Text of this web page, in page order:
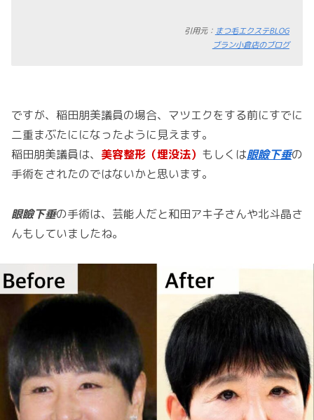
引用元： まつ毛エクステBLOG
ブラン小倉店のブログ
ですが、稲田朋美議員の場合、マツエクをする前にすでに
二重まぶたにになったように見えます。
稲田朋美議員は、 美容整形（埋没法） もしくは眼瞼下垂の
手術をされたのではないかと思います。
眼瞼下垂の手術は、芸能人だと和田アキ子さんや北斗晶さ
んもしていましたね。